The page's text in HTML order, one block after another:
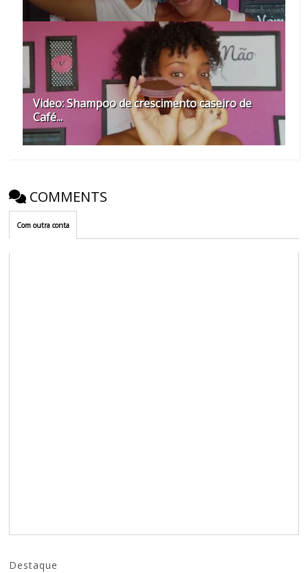
Video: Shampoo de crescimento caseiro de
Café...
COMMENTS
Com outra conta
Destaque